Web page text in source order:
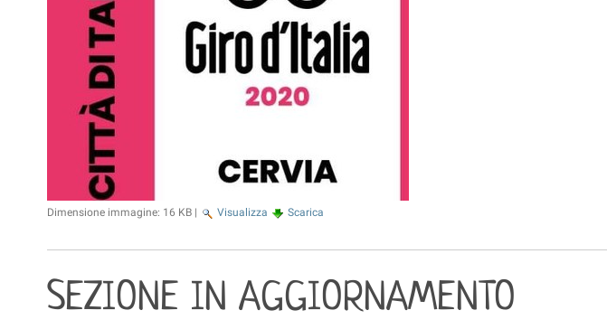
Dimensione immagine: 16 KB | Visualizza Scarica
SEZIONE IN AGGIORNAMENTO